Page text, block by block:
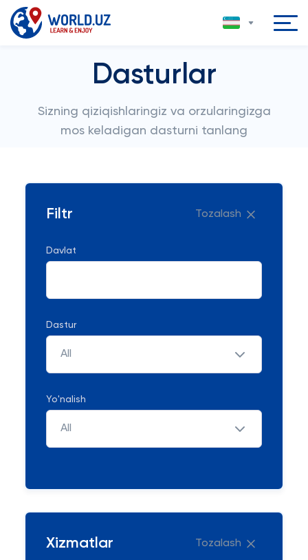
Dasturlar
Sizning qiziqishlaringiz va orzularingizga
mos keladigan dasturni tanlang
Filtr Tozalash
Davlat
Dastur
All
Yo'nalish
All
Xizmatlar Tozalash